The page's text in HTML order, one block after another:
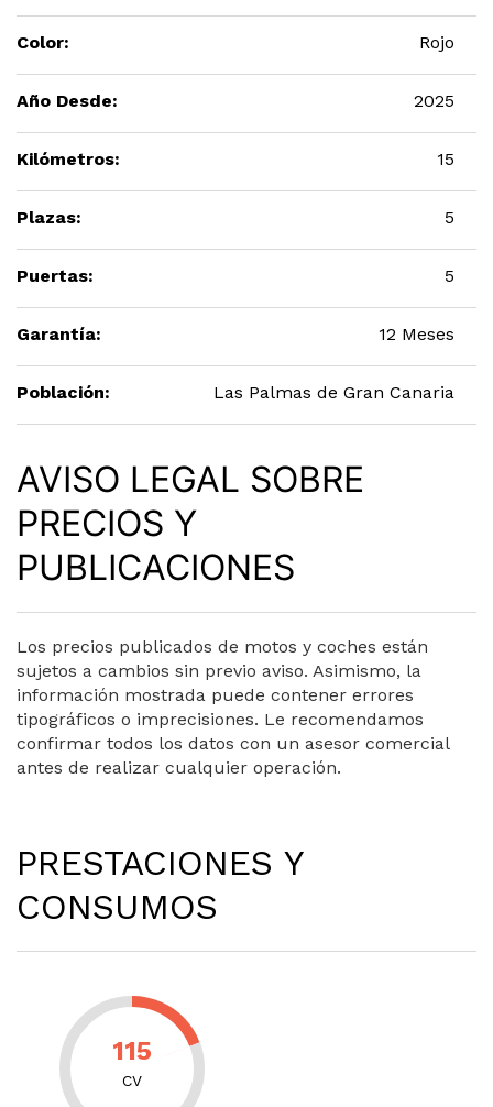
Color: Rojo
Año Desde: 2025
Kilómetros: 15
Plazas: 5
Puertas: 5
Garantía: 12 Meses
Población: Las Palmas de Gran Canaria
AVISO LEGAL SOBRE
PRECIOS Y
PUBLICACIONES
Los precios publicados de motos y coches están
sujetos a cambios sin previo aviso. Asimismo, la
información mostrada puede contener errores
tipográficos o imprecisiones. Le recomendamos
confirmar todos los datos con un asesor comercial
antes de realizar cualquier operación.
PRESTACIONES Y
CONSUMOS
115
CV